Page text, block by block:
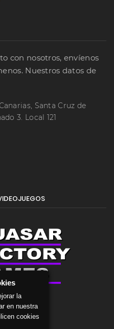
con nosotros, envíenos
Nuestros datos de
Santa Cruz de
3. Local 121
la
en nuestra
cookies